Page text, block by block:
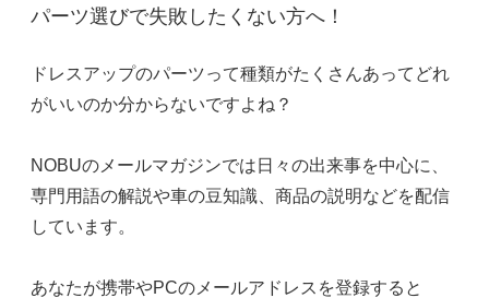
パーツ選びで失敗したくない方へ！
ドレスアップのパーツって種類がたくさんあってどれ
がいいのか分からないですよね？
NOBUのメールマガジンでは日々の出来事を中心に、
専門用語の解説や車の豆知識、商品の説明などを配信
しています。
あなたが携帯やPCのメールアドレスを登録すると